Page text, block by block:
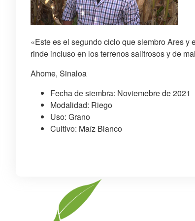
«Este es el segundo ciclo que siembro Ares
rinde incluso en los terrenos salitrosos y de
Ahome, Sinaloa
Fecha de siembra: Noviemebre de 2021
Modalidad: Riego
Uso: Grano
Cultivo: Maíz Blanco